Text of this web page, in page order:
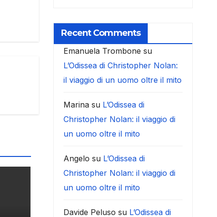
Recent Comments
Emanuela Trombone su
L’Odissea di Christopher Nolan:
il viaggio di un uomo oltre il mito
Marinasu L’Odissea di
Christopher Nolan: il viaggio di
un uomo oltre il mito
Angelo su L’Odissea di
Christopher Nolan: il viaggio di
un uomo oltre il mito
Davide Peluso su L’Odissea di